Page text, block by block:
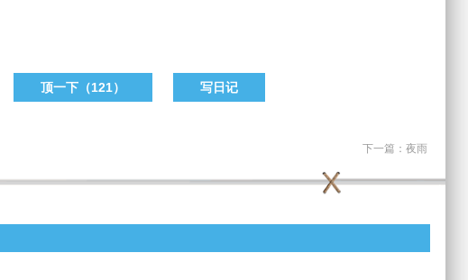
顶一下（121） 写日记
下一篇： 夜雨